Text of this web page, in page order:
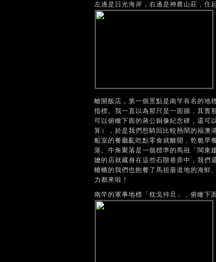
左邊是日光海岸，右邊是神農山莊，住
離開飯店，第一個景點是南竿有名的地
指標。我一直以為那只是一面牆，其實
可以俯瞰下面的蔣公銅像紀念碑，還可
算），於是我們想騎回比較熱鬧的福澳
船室的餐廳亂吃點零食就離開，乾脆早
落。牛角聚落是一個標準的馬祖「閩東
嬤的店就藏身在這些石階巷弄中，我們
轆轆的我們也飽餐了馬祖最道地的海鮮
力都來啦！
南竿的軍事地標「枕戈待旦」，俯瞰下